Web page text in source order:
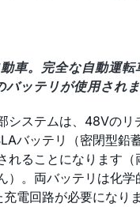
車。完全な自動運転
ッテリが使用されま
システムは、48Vのリ
バッテリ（密閉型鉛
れることになります（
）。両バッテリは化学
電回路が必要になり